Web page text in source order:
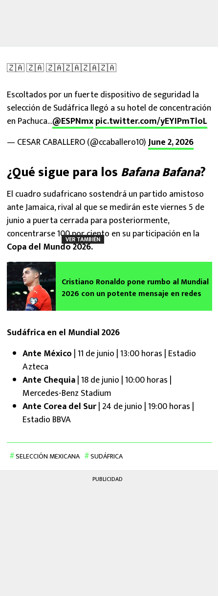
🇿🇦 🇿🇦 🇿🇦🇿🇦🇿🇦🇿🇦
Escoltados por un fuerte dispositivo de seguridad la
selección de Sudáfrica llegó a su hotel de concentración
en Pachuca…@ESPNmxpic.twitter.com/yEYIPmTloL
— CESAR CABALLERO (@ccaballero10)June 2, 2026
¿Qué sigue para losBafana Bafana?
El cuadro sudafricano sostendrá un partido amistoso
ante Jamaica, rival al que se medirán este viernes 5 de
junio a puerta cerrada para posteriormente,
concentrarse 100 por ciento en su participación en la
Copa del Mundo 2026.
VER TAMBIÉN
Cristiano Ronaldo pone rumbo al Mundial
2026 con un potente mensaje en redes
Sudáfrica en el Mundial 2026
Ante México | 11 de junio | 13:00 horas | Estadio
Azteca
Ante Chequia| 18 de junio | 10:00 horas |
Mercedes-Benz Stadium
Ante Corea del Sur| 24 de junio | 19:00 horas |
Estadio BBVA
SELECCIÓN MEXICANA SUDÁFRICA
PUBLICIDAD